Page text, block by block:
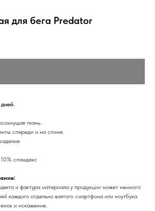
для бега Predator
ткань.
спереди и на спине.
спандекс
и фактура материала у продукции может немного
каждого отдельно взятого смартфона или ноутбука
и искажение.